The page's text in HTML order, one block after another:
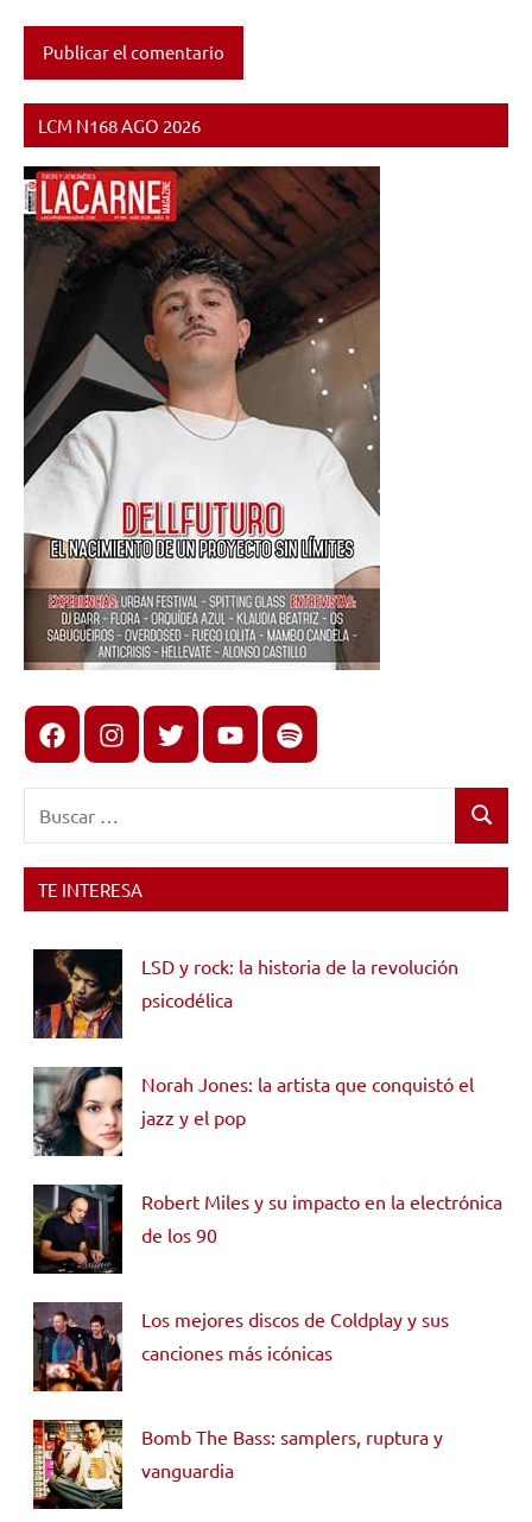
LCM N168 AGO 2026
FacebookInstagram
X youtubespotify
Buscar
TE INTERESA
LSD y rock: la historia de la revolución
psicodélica
Norah Jones: la artista que conquistó el
jazz y el pop
Robert Miles y su impacto en la electrónica
de los 90
Los mejores discos de Coldplay y sus
canciones más icónicas
Bomb The Bass: samplers, ruptura y
vanguardia